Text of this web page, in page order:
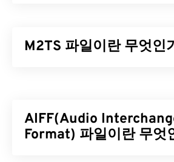
M2TS 파일이란 무엇인
에 암호화된 콘텐츠를 담고 있는
및 영화 파일 형식입니다. 또한 인
AIFF(Audio
Format) 파일이란 무엇